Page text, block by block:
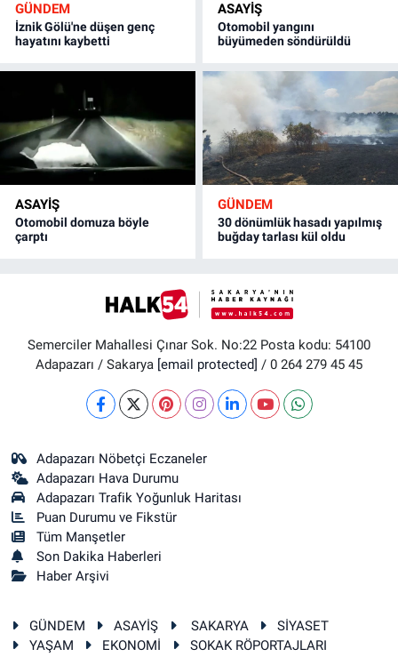
GÜNDEM
İznik Gölü'ne düşen genç
hayatını kaybetti
ASAYİŞ
Otomobil yangını
büyümeden söndürüldü
ASAYİŞ
Otomobil domuza böyle
çarptı
GÜNDEM
30 dönümlük hasadı yapılmış
buğday tarlası kül oldu
Semerciler Mahallesi Çınar Sok. No:22 Posta kodu: 54100
Adapazarı / Sakarya [email protected] / 0 264 279 45 45
Adapazarı Nöbetçi Eczaneler
Adapazarı Hava Durumu
Adapazarı Trafik Yoğunluk Haritası
Puan Durumu ve Fikstür
Tüm Manşetler
Son Dakika Haberleri
Haber Arşivi
GÜNDEM ASAYİŞ SAKARYA
SİYASET
YAŞAM
EKONOMİ SOKAK RÖPORTAJLARI